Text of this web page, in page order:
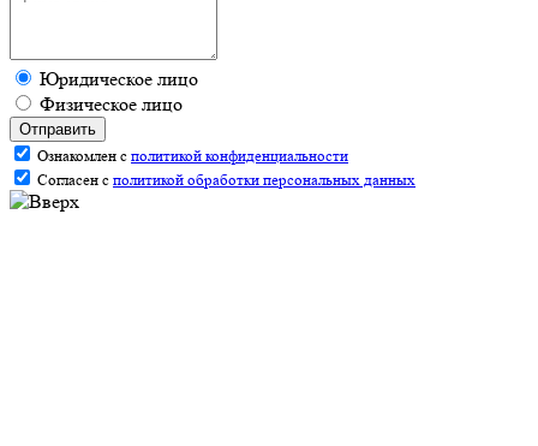
Юридическое лицо
Физическое лицо
Отправить
Ознакомлен с политикой конфиденциальности
Согласен с политикой обработки персональных данных